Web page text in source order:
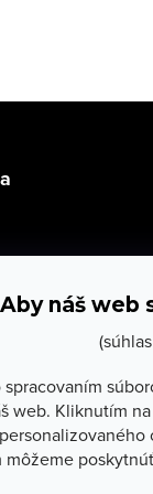
Aby náš web
spracovaním
web. Kliknutím
môžeme